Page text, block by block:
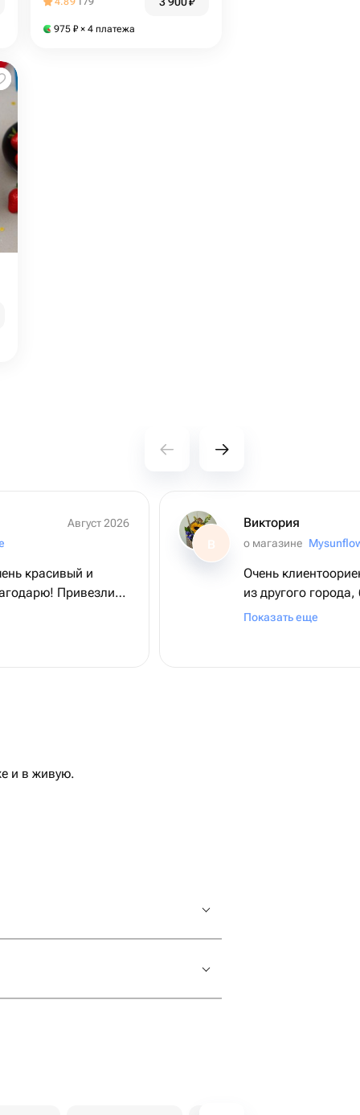
975 ₽ × 4 платежа
Август 2026
красивый и
Привезли
В
Виктория
о магазине
Очень
из другого
непонятно. Связались, рассказали,
Показать еще
и в живую.